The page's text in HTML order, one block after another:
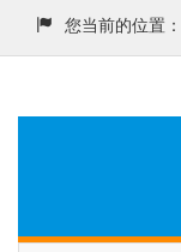
您当前的位置：